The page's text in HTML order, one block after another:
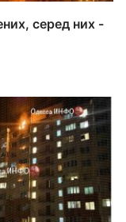
серед них -